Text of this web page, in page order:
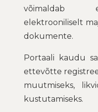
võimaldab
elektrooniliselt
dokumente.
Portaali kaudu
ettevõtte
muutmiseks,
kustutamiseks.